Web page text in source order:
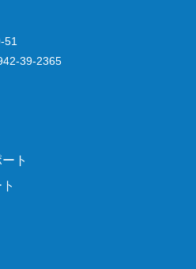
51
39-2365
ト